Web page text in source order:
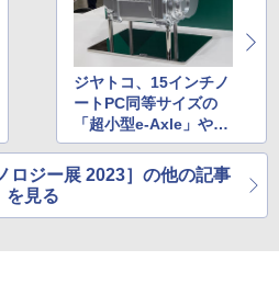
ジヤトコ、15インチノ
ートPC同等サイズの
「超小型e-Axle」や
「変速機能付きe-Axl
e」を初公開
ロジー展 2023］の他の記事
を見る